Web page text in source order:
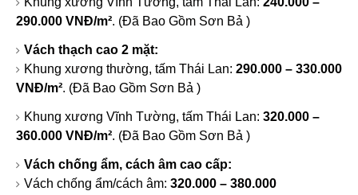
290.000 VNĐ/m². (Đã Bao Gồm Sơn Bả )
Vách thạch cao 2 mặt:
Khung xương thường, tấm Thái Lan: 290.000 – 330.000
VNĐ/m². (Đã Bao Gồm Sơn Bả )
Khung xương Vĩnh Tường, tấm Thái Lan: 320.000 –
360.000 VNĐ/m². (Đã Bao Gồm Sơn Bả )
Vách chống ẩm, cách âm cao cấp:
Vách chống ẩm/cách âm: 320.000 – 380.000